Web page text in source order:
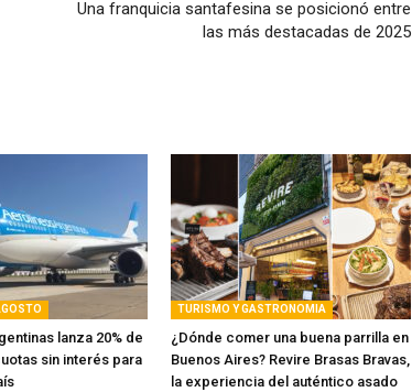
Una franquicia santafesina se posicionó entre
las más destacadas de 2025
lanza 20% de
sin interés para
TURISMO Y GASTRONOMIA
¿Dónde comer una buena parrilla en
Buenos Aires? Revire Brasas Bravas,
la experiencia del auténtico asado